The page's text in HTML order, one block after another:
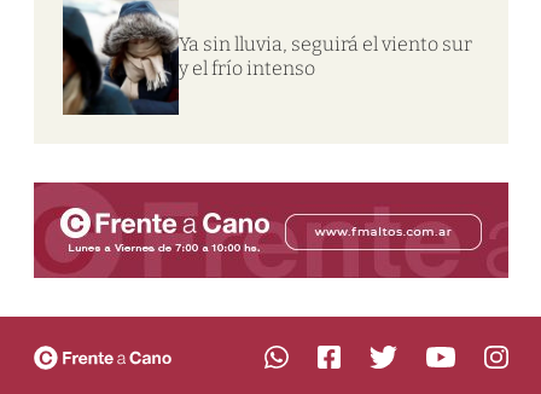
Ya sin lluvia, seguirá el viento sur
y el frío intenso